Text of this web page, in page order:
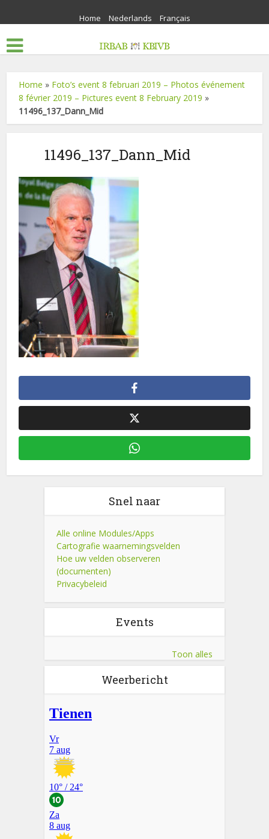
Home Nederlands Français
Home » Foto’s event 8 februari 2019 – Photos événement
8 février 2019 – Pictures event 8 February 2019 »
11496_137_Dann_Mid
11496_137_Dann_Mid
Snel naar
Alle online Modules/Apps
Cartografie waarnemingsvelden
Hoe uw velden observeren
(documenten)
Privacybeleid
Events
Toon alles
Weerbericht